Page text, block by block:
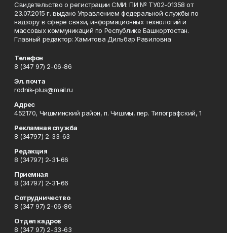
Свидетельство о регистрации СМИ: ПИ № ТУ02-01358 от
23.07.2015 г. выдано Управлением федеральной службы по
надзору в сфере связи, информационных технологий и
массовых коммуникаций по Республике Башкортостан.
Главный редактор: Хамитова Дильбар Равиловна
Телефон
8 (347 97) 2-06-86
Эл. почта
rodnik-plus@mail.ru
Адрес
452170, Чишминский район, п. Чишмы, пер. Типографский, 1
Рекламная служба
8 (34797) 2-33-63
Редакция
8 (34797) 2-31-66
Приемная
8 (34797) 2-31-66
Сотрудничество
8 (347 97) 2-06-86
Отдел кадров
8 (347 97) 2-33-63